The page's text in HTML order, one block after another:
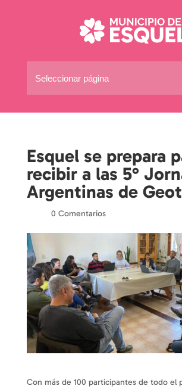
Seleccionar página
Esquel se prepara
recibir a las 5°
Argentinas de
0 Comentarios
Con más de 100 participantes de todo el